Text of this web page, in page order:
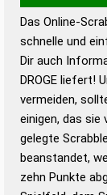
Wortwurzel
Gültigkeit
bestimmen!
Wörterbücher
Das Online-
schnelle und
Dir auch
DROGE liefert!
vermeiden,
einigen, das sie
gelegte
beanstandet,
zehn Punkte